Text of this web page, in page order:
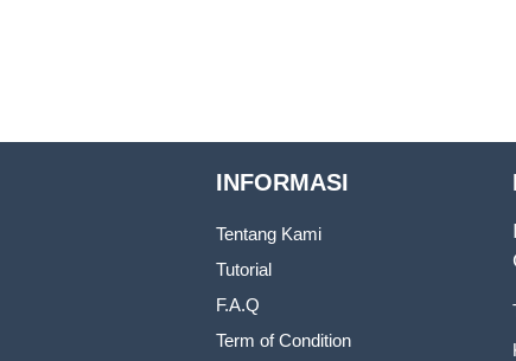
INFORMASI
Tentang Kami
Tutorial
F.A.Q
Term of Condition